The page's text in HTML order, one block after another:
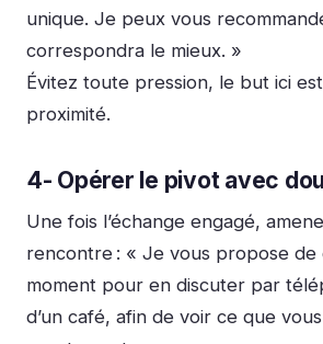
unique. Je peux vous
correspondra le mieux. »
Évitez toute pression, le but ici
proximité.
4- Opérer le pivot avec
Une fois l’échange engagé,
rencontre : « Je vous propose de
moment pour en discuter par
d’un café, afin de voir ce que